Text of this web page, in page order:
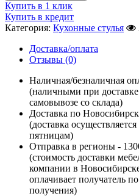
Купить в 1 клик
Купить в кредит
Категория: Кухонные стулья
Доставка/оплата
Отзывы (0)
Наличная/безналичная
(наличными при
самовывозе со склада)
Доставка по
(доставка
пятницам)
Отправка в регионы -
(стоимость доставки
компании в
оплачивает получатель
получения)